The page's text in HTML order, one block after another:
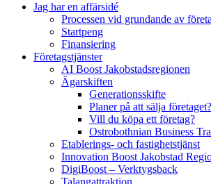
Jag har en affärsidé
Processen vid grundande av
Startpeng
Finansiering
Företagstjänster
AI Boost Jakobstadsregionen
Ägarskiften
Generationsskifte
Planer på att sälja företaget?
Vill du köpa ett företag?
Ostrobothnian Business
Etablerings- och fastighetstjänst
Innovation Boost Jakobstad
DigiBoost – Verktygsback
Talangattraktion